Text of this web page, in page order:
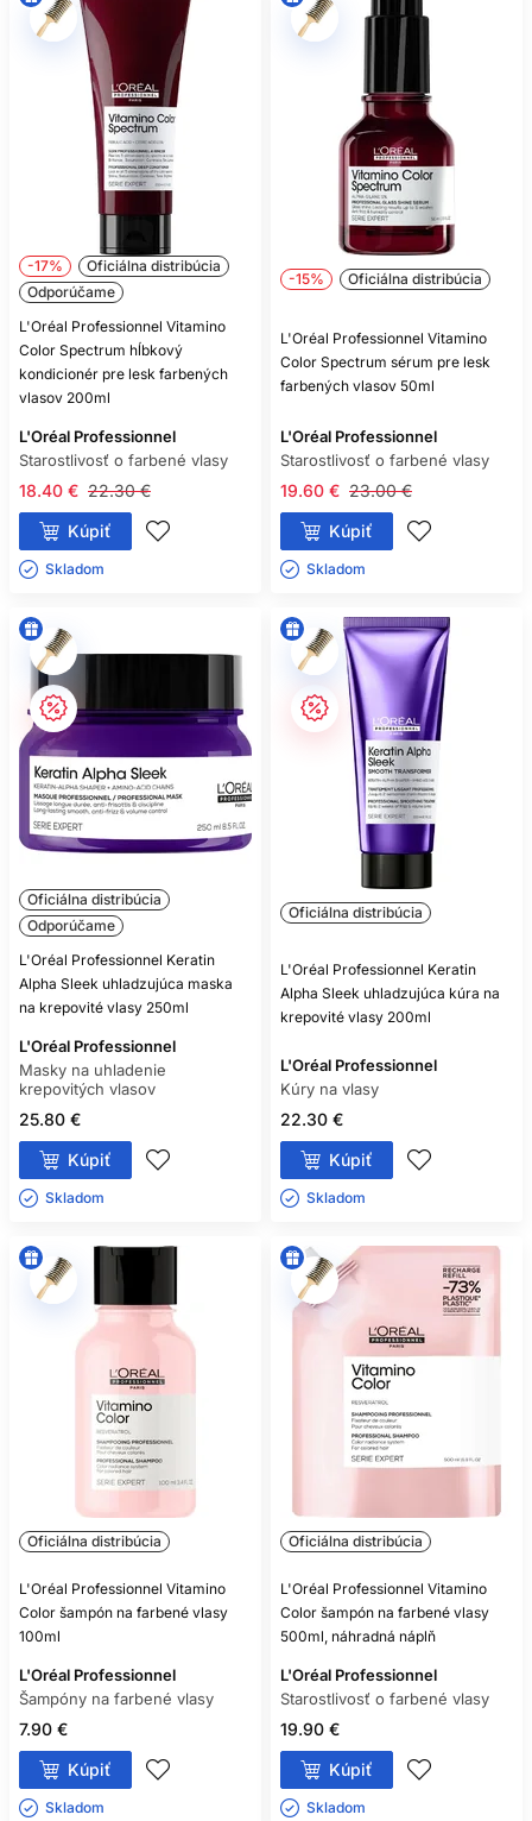
-17%
Oficiálna distribúcia
Odporúčame
L'Oréal Professionnel Vitamino
Color Spectrum hĺbkový
kondicionér pre lesk farbených
vlasov 200ml
L'Oréal Professionnel
Starostlivosť o farbené vlasy
22.30 €
18.40 €
Kúpiť
Skladom ㅤ
-15% Oficiálna distribúcia
L'Oréal Professionnel Vitamino
Color Spectrum sérum pre lesk
farbených vlasov 50ml
L'Oréal Professionnel
Starostlivosť o farbené vlasy
23.00 €
19.60 €
Kúpiť
Skladom ㅤ
Oficiálna distribúcia
Odporúčame
L'Oréal Professionnel Keratin
Alpha Sleek uhladzujúca maska
na krepovité vlasy 250ml
L'Oréal Professionnel
Masky na uhladenie
krepovitých vlasov
25.80 €
Kúpiť
Skladom ㅤ
Oficiálna distribúcia
L'Oréal Professionnel Keratin
Alpha Sleek uhladzujúca kúra na
krepovité vlasy 200ml
L'Oréal Professionnel
Kúry na vlasy
22.30 €
Kúpiť
Skladom ㅤ
Oficiálna distribúcia
L'Oréal Professionnel Vitamino
Color šampón na farbené vlasy
100ml
L'Oréal Professionnel
Šampóny na farbené vlasy
7.90 €
Kúpiť
Skladom ㅤ
Oficiálna distribúcia
L'Oréal Professionnel Vitamino
Color šampón na farbené vlasy
500ml, náhradná náplň
L'Oréal Professionnel
Starostlivosť o farbené vlasy
19.90 €
Kúpiť
Skladom ㅤ